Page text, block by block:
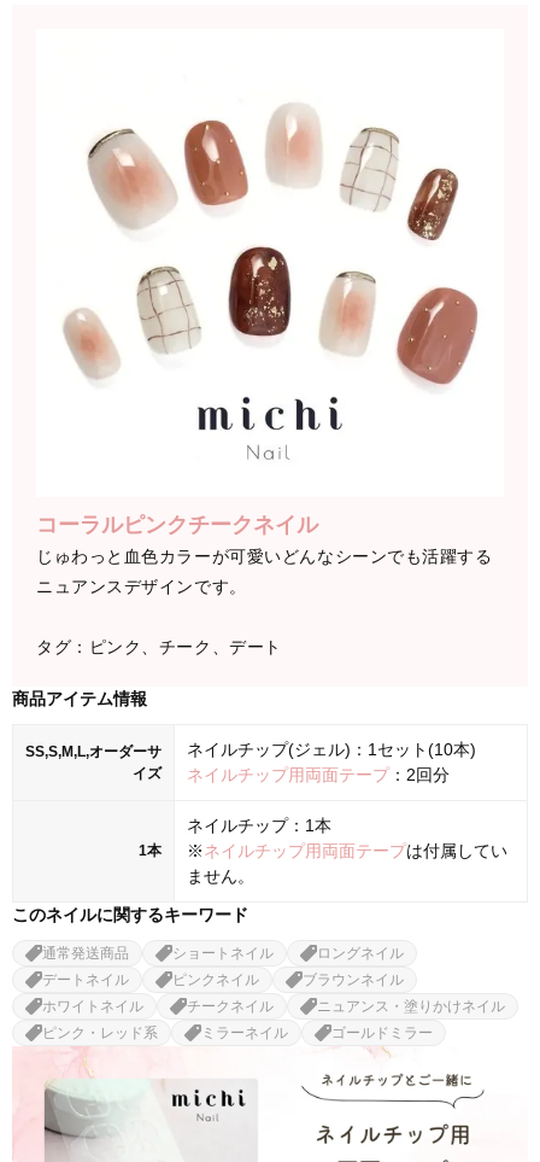
コーラルピンクチークネイル
じゅわっと血色カラーが可愛いどんなシーンでも活躍する
ニュアンスデザインです。
タグ：ピンク、チーク、デート
商品アイテム情報
SS,S,M,L,オーダーサ
イズ
ネイルチップ(ジェル)：1セット(10本)
ネイルチップ用両面テープ：2回分
1本
ネイルチップ：1本
※ネイルチップ用両面テープは付属してい
ません。
このネイルに関するキーワード
通常発送商品 ショートネイル
ロングネイル
デートネイル
ピンクネイル
ブラウンネイル
ホワイトネイル
チークネイル
ニュアンス・塗りかけネイル
ピンク・レッド系
ミラーネイル ゴールドミラー